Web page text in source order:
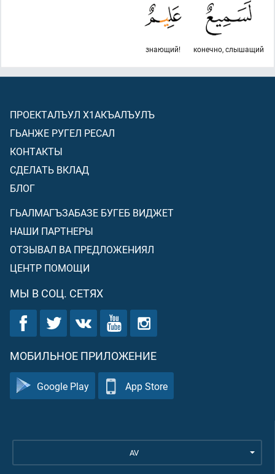
конечно, слышащий
знающий!
ПРОЕКТАЛЪУЛ Х1АКЪАЛЪУЛЪ
ГЬАНЖЕ РУГЕЛ РЕСАЛ
КОНТАКТЫ
СДЕЛАТЬ ВКЛАД
БЛОГ
ГЬАЛМАГЪЗАБАЗЕ БУГЕБ ВИДЖЕТ
НАШИ ПАРТНЕРЫ
ОТЗЫВАЛ ВА ПРЕДЛОЖЕНИЯЛ
ЦЕНТР ПОМОЩИ
МЫ В СОЦ. СЕТЯХ
МОБИЛЬНОЕ ПРИЛОЖЕНИЕ
Google Play App Store
AV